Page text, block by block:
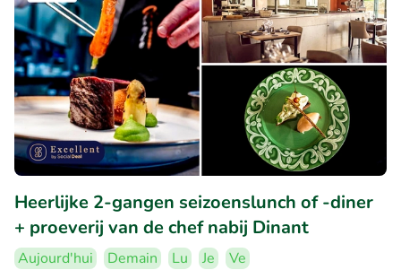
Heerlijke 2-gangen seizoenslunch of -diner
+ proeverij van de chef nabij Dinant
Aujourd'hui Demain Lu Je
Ve